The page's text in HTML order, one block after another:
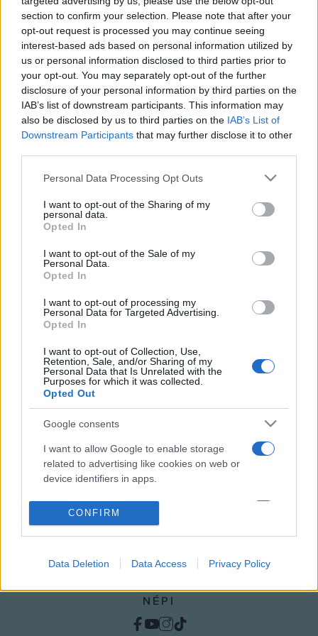
section to confirm your selection. Please note that after your
opt-out request is processed you may continue seeing
interest-based ads based on personal information utilized by
us or personal information disclosed to third parties prior to
your opt-out. You may separately opt-out of the further
disclosure of your personal information by third parties on the
IAB’s list of downstream participants. This information may
also be disclosed by us to third parties on the IAB’s List of
Downstream Participants that may further disclose it to other
Please note that this website/app uses one or more Google
not limited to your visit or usage behaviour. You may click to
grant or deny consent to Google and its third-party tags to
use your data for below specified purposes in below Google
consent section.
Personal Data Processing Opt Outs
I want to opt-out of the Sharing of my
personal data.
Opted In
I want to opt-out of the Sale of my
Personal Data.
Opted In
I want to opt-out of processing my
Personal Data for Targeted Advertising.
Opted In
I want to opt-out of Collection, Use,
Retention, Sale, and/or Sharing of my
Personal Data that Is Unrelated with the
Purposes for which it was collected.
Opted Out
Google consents
I want to allow Google to enable storage
related to advertising like cookies on web or
device identifiers in apps.
I want to allow my user data to be sent to
Google for online advertising purposes.
personalized advertising.
I want to allow Google to enable storage
device identifiers in apps.
CONFIRM
Data Deletion Data Access Privacy Policy
bevételeket, hogy az állami kiadásokat fedezni tudják.
Elsősorban az udvar kiadásai, a spanyolok elleni háború és a
svédek támogatása a harmincéves háború során került
sokba. A parasztság felkelésekkel védekezett a miniszteri
karosszékben ülő gyűlölt "idegennel" szemben. Mazarin
helyzete akkor vált igazán kritikussá, amikor a (törvényhozó
jog nélkül ülésező) párizsi parlament maga is követelni
kezdte a felelősség megosztását az adópolitikában,
valamint a rendfenntartás és az igazságszolgáltatás
néhányat letartóztatott, Párizs az ún. "barikádok napjá"-val
válaszol. A lakosság kierőszakolja a bebörtönzöttek
szabadon engedését, és ezzel átmeneti győzelmet arat
NÉPI